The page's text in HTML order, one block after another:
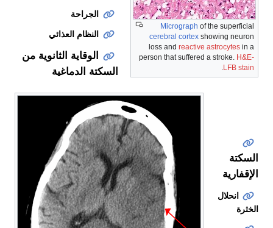
Micrograph of the superficial
cerebral cortex showing neuron
loss and reactive astrocytes in a
person that suffered a stroke. H&E-
LFB stain
الجراحة
النظام العذائي
الوقاية الثانوية من
السكتة الدماغية
السكتة
الإقفارية
انحلال
الخثرة